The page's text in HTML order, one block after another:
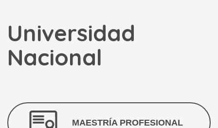
Universidad
Nacional
MAESTRÍA PROFESIONAL